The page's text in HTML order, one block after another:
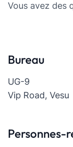
Vous avez des
Bureau
UG-9
Vip Road, Vesu
Personnes-